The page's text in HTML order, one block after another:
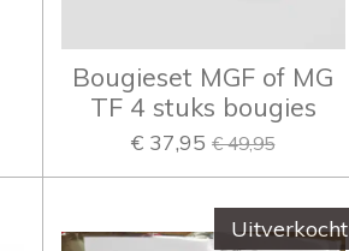
Bougieset MGF of MG
TF 4 stuks bougies
€ 37,95 € 49,95
Uitverkocht